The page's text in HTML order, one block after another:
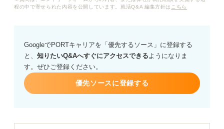
や具体的な質問例などについて教えてください。よろし
程の中で寄せられた内容を公開しています。就活Q&A 編集方針は こちら
GoogleでPORTキャリアを「優先するソース」に登録する
と、 知りたいQ&Aへすぐにアクセスできるようになりま
す。ぜひご登録ください。
優先ソースに登録する